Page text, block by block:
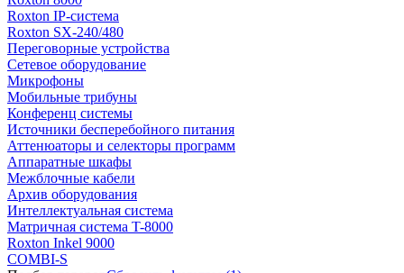
Roxton IP-система
Roxton SX-240/480
Переговорные устройства
Сетевое оборудование
Микрофоны
Мобильные трибуны
Конференц системы
Источники бесперебойного питания
Аттенюаторы и селекторы программ
Аппаратные шкафы
Межблочные кабели
Архив оборудования
Интеллектуальная система
Матричная система T-8000
Roxton Inkel 9000
COMBI-S